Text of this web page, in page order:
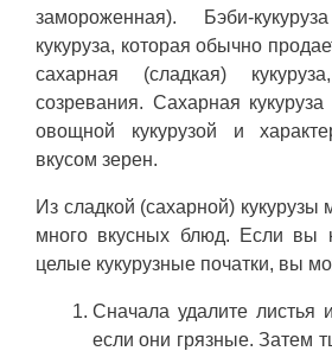
замороженная). Бэби-
кукуруза, которая обычно
сахарная (сладкая)
созревания. Сахарная
овощной кукурузой и
вкусом зерен.
Из сладкой (сахарной) кукурузы
много вкусных блюд. Если вы
целые кукурузные початки, вы
Сначала удалите листья
если они грязные. Затем